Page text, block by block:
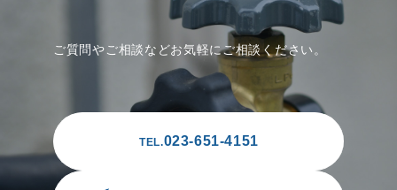
ご質問やご相談などお気軽にご相談ください。
TEL.023-651-4151